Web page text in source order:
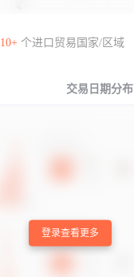
10+个进口贸易国家/区域
交易日期分布
登录查看更多